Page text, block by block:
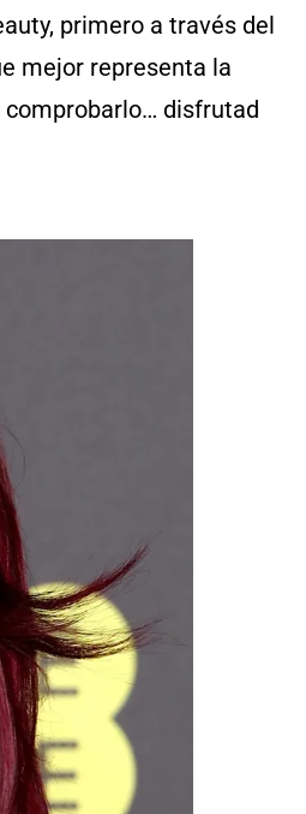
primero a través del
mejor representa la
comprobarlo… disfrutad